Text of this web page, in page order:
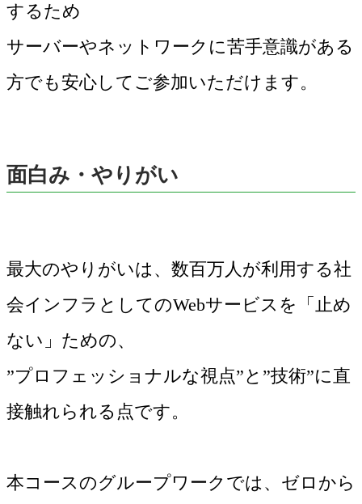
するため
サーバーやネットワークに苦手意識がある
方でも安心してご参加いただけます。
面白み・やりがい
最大のやりがいは、数百万人が利用する社
会インフラとしてのWebサービスを「止め
ない」ための、
”プロフェッショナルな視点”と”技術”に直
接触れられる点です。
本コースのグループワークでは、ゼロから